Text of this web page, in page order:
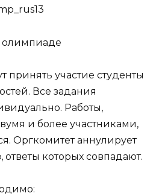
олимпиаде
принять участие студенты
Все задания
Работы,
и более участниками,
Оргкомитет аннулирует
ответы которых совпадают.